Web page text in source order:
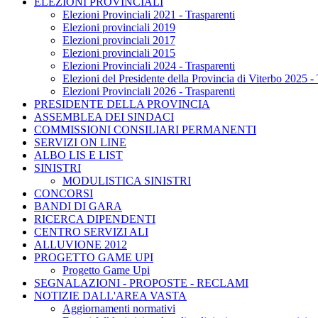
Elezioni Provinciali 2021 - Trasparenti
Elezioni provinciali 2019
Elezioni provinciali 2017
Elezioni provinciali 2015
Elezioni Provinciali 2024 - Trasparenti
Elezioni del Presidente della Provincia di Viterbo 2025 -
Elezioni Provinciali 2026 - Trasparenti
PRESIDENTE DELLA PROVINCIA
ASSEMBLEA DEI SINDACI
COMMISSIONI CONSILIARI PERMANENTI
SERVIZI ON LINE
ALBO LIS E LIST
SINISTRI
MODULISTICA SINISTRI
CONCORSI
BANDI DI GARA
RICERCA DIPENDENTI
CENTRO SERVIZI ALI
ALLUVIONE 2012
PROGETTO GAME UPI
Progetto Game Upi
SEGNALAZIONI - PROPOSTE - RECLAMI
NOTIZIE DALL'AREA VASTA
Aggiornamenti normativi